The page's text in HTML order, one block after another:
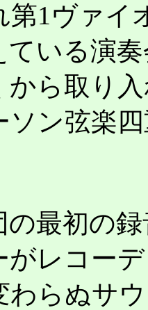
第1ヴァイ
ている演
から取り
ソン弦楽
最初の
がレコー
わらぬサ